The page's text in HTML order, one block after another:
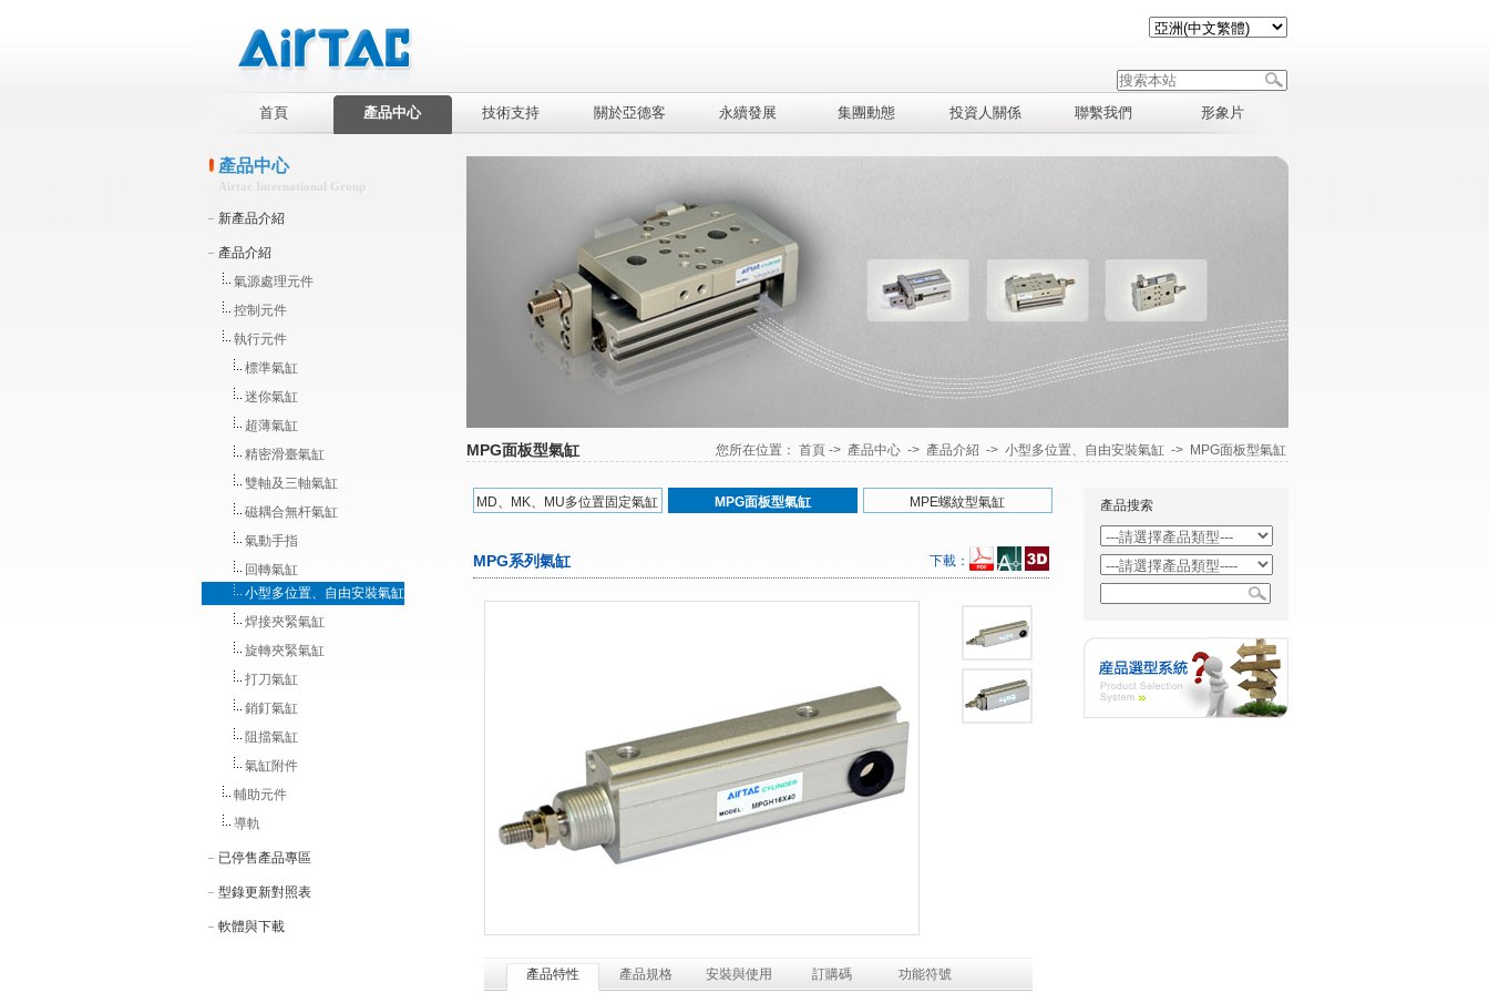
首頁 產品中心 技術支持 關於亞德客 永續發展 集團動態 投資人關係 聯繫我們 形象片
產品中心
Airtac International Group
新產品介紹
產品介紹
氣源處理元件
控制元件
執行元件
標準氣缸
迷你氣缸
超薄氣缸
精密滑臺氣缸
雙軸及三軸氣缸
磁耦合無杆氣缸
氣動手指
回轉氣缸
小型多位置、自由安裝氣缸
焊接夾緊氣缸
旋轉夾緊氣缸
打刀氣缸
銷釘氣缸
阻擋氣缸
氣缸附件
輔助元件
導軌
已停售產品專區
型錄更新對照表
軟體與下載
MPG面板型氣缸 您所在位置： 首頁-> 產品中心-> 產品介紹 -> 小型多位置、自由安裝氣缸-> MPG面板型氣缸
MD、MK、MU多位置固定氣缸 MPG面板型氣缸 MPE螺紋型氣缸
MPG系列氣缸 下載：
產品特性 產品規格 安裝與使用 訂購碼 功能符號
產品搜索